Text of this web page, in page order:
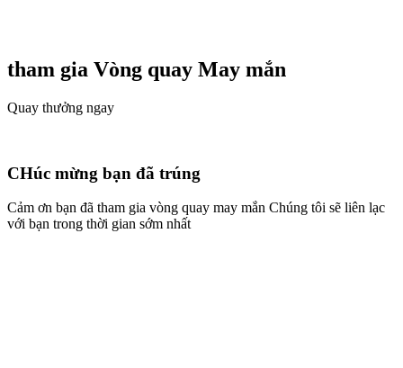
tham gia Vòng quay May mắn
Quay thưởng ngay
CHúc mừng bạn đã trúng
Cảm ơn bạn đã tham gia vòng quay may mắn Chúng tôi sẽ liên lạc
với bạn trong thời gian sớm nhất